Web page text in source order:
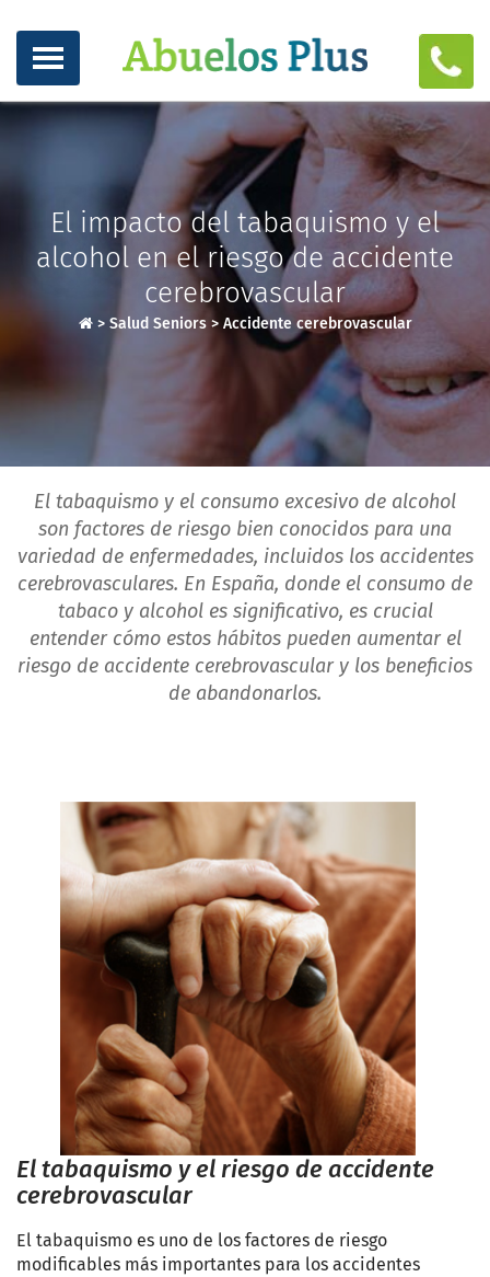
El impacto del tabaquismo y el
alcohol en el riesgo de accidente
cerebrovascular
> Salud Seniors> Accidente cerebrovascular
El tabaquismo y el consumo excesivo de alcohol
son factores de riesgo bien conocidos para una
variedad de enfermedades, incluidos los accidentes
cerebrovasculares. En España, donde el consumo de
tabaco y alcohol es significativo, es crucial
entender cómo estos hábitos pueden aumentar el
riesgo de accidente cerebrovascular y los beneficios
de abandonarlos.
El tabaquismo y el riesgo de accidente
cerebrovascular
El tabaquismo es uno de los factores de riesgo
modificables más importantes para los accidentes